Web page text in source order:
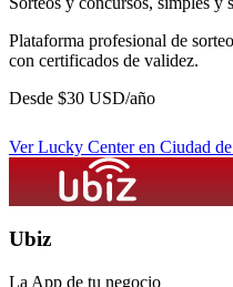
Plataforma profesional de
con certificados de validez.
Desde $30 USD/año
VerLucky Centeren Ciudad
Ubiz
La App de tu negocio